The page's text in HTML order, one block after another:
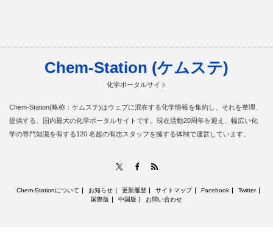
Chem-Station (ケムステ)
化学ポータルサイト
Chem-Station(略称：ケムステ)はウェブに混在する化学情報を集約し、それを整理、
提供する、国内最大の化学ポータルサイトです。現在活動20周年を迎え、幅広い化
学の専門知識を有する120 名超の有志スタッフを擁する体制で運営しています。
Facebook
Chem-Stationについて お知らせ 更新履歴 サイトマップ Facebook
Twitter
国際版
中国版 お問い合わせ